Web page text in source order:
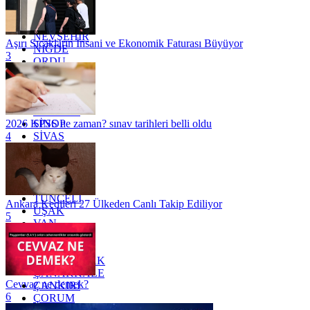
MUĞLA
MUŞ
NEVŞEHİR
NİĞDE
ORDU
OSMANİYE
RİZE
SAKARYA
SAMSUN
SİNOP
SİVAS
SİİRT
TEKİRDAĞ
TOKAT
TRABZON
TUNCELİ
UŞAK
VAN
YALOVA
YOZGAT
ZONGULDAK
ÇANAKKALE
ÇANKIRI
ÇORUM
Aşırı Sıcakların İnsani ve Ekonomik Faturası Büyüyor
3
2026 KPSS ne zaman? sınav tarihleri belli oldu
4
Ankara Kedileri 27 Ülkeden Canlı Takip Ediliyor
5
Cevvaz ne demek?
6